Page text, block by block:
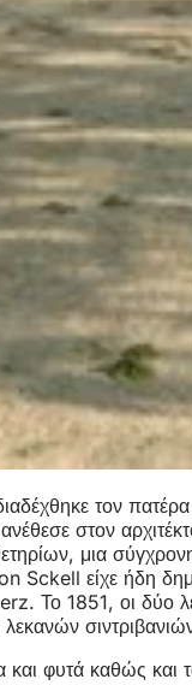
τον πατέρα
στον
μια
Sckell είχε ήδη
Το 1851, οι
και φυτά καθώς